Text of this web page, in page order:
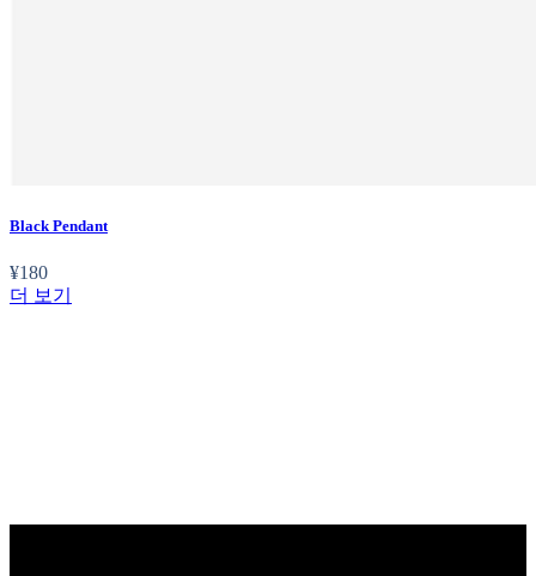
Black Pendant
¥180
더 보기